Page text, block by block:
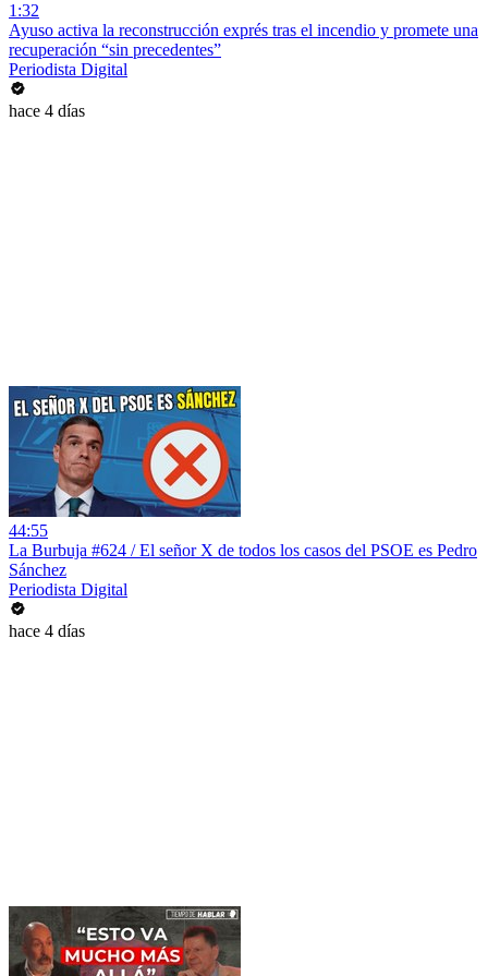
1:32
Ayuso activa la reconstrucción exprés tras el incendio y promete una
recuperación “sin precedentes”
Periodista Digital
hace 4 días
44:55
La Burbuja #624 / El señor X de todos los casos del PSOE es Pedro
Sánchez
Periodista Digital
hace 4 días